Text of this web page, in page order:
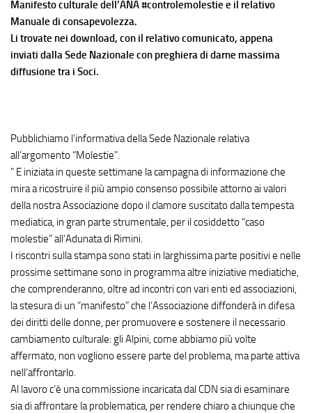
Manifesto culturale dell’ANA #controlemolestie e il relativo
Manuale di consapevolezza.
Li trovate nei download, con il relativo comunicato, appena
inviati dalla Sede Nazionale con preghiera di darne massima
diffusione tra i Soci.
Pubblichiamo l’informativa della Sede Nazionale relativa
all’argomento “Molestie”.
” E iniziata in queste settimane la campagna di informazione che
mira a ricostruire il più ampio consenso possibile attorno ai valori
della nostra Associazione dopo il clamore suscitato dalla tempesta
mediatica, in gran parte strumentale, per il cosiddetto “caso
molestie” all’Adunata di Rimini.
I riscontri sulla stampa sono stati in larghissima parte positivi e nelle
prossime settimane sono in programma altre iniziative mediatiche,
che comprenderanno, oltre ad incontri con vari enti ed associazioni,
la stesura di un “manifesto” che l’Associazione diffonderà in difesa
dei diritti delle donne, per promuovere e sostenere il necessario
cambiamento culturale: gli Alpini, come abbiamo più volte
affermato, non vogliono essere parte del problema, ma parte attiva
nell’affrontarlo.
Al lavoro c’è una commissione incaricata dal CDN sia di esaminare
sia di affrontare la problematica, per rendere chiaro a chiunque che